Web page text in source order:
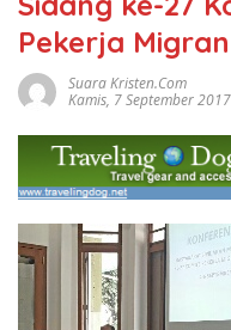
Pekerja
Suara Kristen.com
Kamis, 7 September